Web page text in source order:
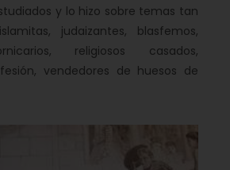
y lo hizo sobre temas tan
judaizantes, blasfemos,
religiosos casados,
vendedores de huesos de